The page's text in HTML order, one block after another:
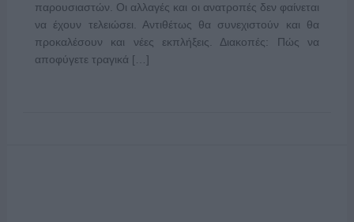
παρουσιαστών. Οι αλλαγές και οι ανατροπές δεν φαίνεται
να έχουν τελειώσει. Αντιθέτως θα συνεχιστούν και θα
προκαλέσουν και νέες εκπλήξεις. Διακοπές: Πώς να
αποφύγετε τραγικά […]